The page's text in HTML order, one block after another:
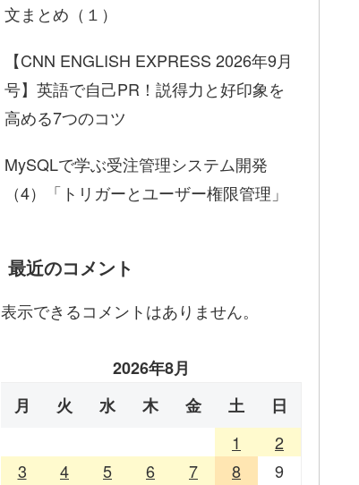
文まとめ（１）
【CNN ENGLISH EXPRESS 2026年9月
号】英語で自己PR！説得力と好印象を
高める7つのコツ
MySQLで学ぶ受注管理システム開発
（4）「トリガーとユーザー権限管理」
最近のコメント
表示できるコメントはありません。
2026年8月
月
火 水 木 金 土
日
1
2
3
4 5 6 7 8
9